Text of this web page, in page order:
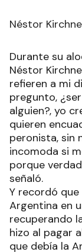
Néstor
Durante su
Néstor
refieren a mi
pregunto,
alguien?, yo
quieren
peronista, sin
incomoda si
porque
señaló.
Y recordó que
Argentina en
recuperando
hizo al pagar
que debía la